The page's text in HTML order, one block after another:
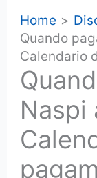
Home
Quando
Calendario
Naspi